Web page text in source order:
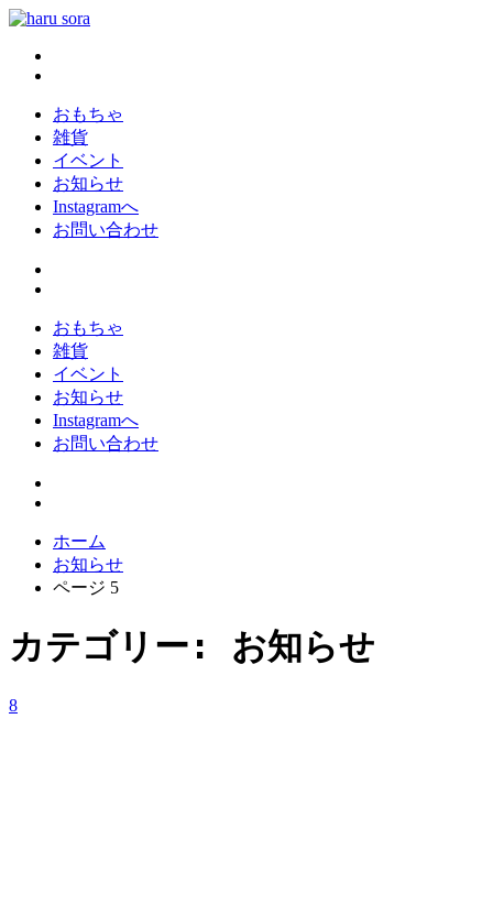
コ
haru sora
新しいharusoraもよろしくおねがいします
おもちゃ
雑貨
イベント
お知らせ
Instagramへ
お問い合わせ
おもちゃ
雑貨
イベント
お知らせ
Instagramへ
お問い合わせ
ホーム
お知らせ
ページ 5
カテゴリー: お知らせ
8